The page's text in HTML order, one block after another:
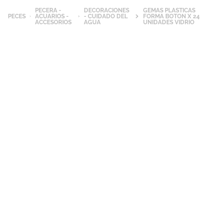
PECES
PECERA -
ACUARIOS -
ACCESORIOS
DECORACIONES
- CUIDADO DEL
AGUA
GEMAS PLASTICAS
FORMA BOTON X 24
UNIDADES VIDRIO